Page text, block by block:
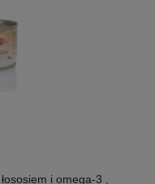
i omega-3 ,